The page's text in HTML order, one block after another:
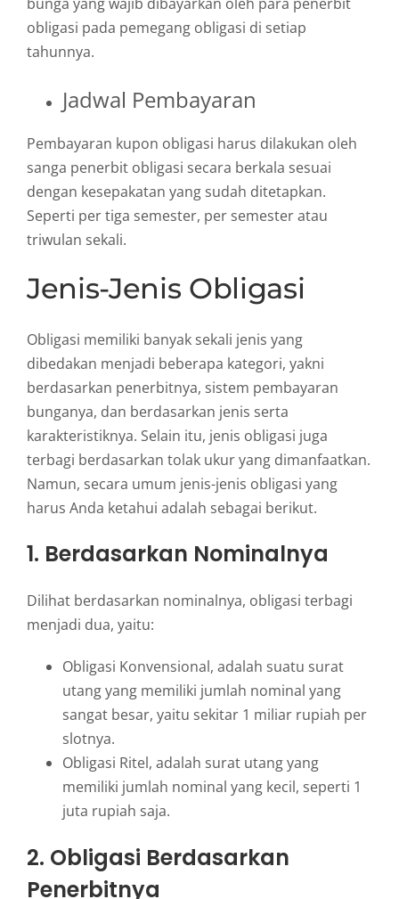
obligasi pada pemegang obligasi di setiap
tahunnya.
Jadwal Pembayaran
Pembayaran kupon obligasi harus dilakukan oleh
sanga penerbit obligasi secara berkala sesuai
dengan kesepakatan yang sudah ditetapkan.
Seperti per tiga semester, per semester atau
triwulan sekali.
Jenis-Jenis Obligasi
Obligasi memiliki banyak sekali jenis yang
dibedakan menjadi beberapa kategori, yakni
berdasarkan penerbitnya, sistem pembayaran
bunganya, dan berdasarkan jenis serta
karakteristiknya. Selain itu, jenis obligasi juga
terbagi berdasarkan tolak ukur yang dimanfaatkan.
Namun, secara umum jenis-jenis obligasi yang
harus Anda ketahui adalah sebagai berikut.
1. Berdasarkan Nominalnya
Dilihat berdasarkan nominalnya, obligasi terbagi
menjadi dua, yaitu:
Obligasi Konvensional, adalah suatu surat
utang yang memiliki jumlah nominal yang
sangat besar, yaitu sekitar 1 miliar rupiah per
slotnya.
Obligasi Ritel, adalah surat utang yang
memiliki jumlah nominal yang kecil, seperti 1
juta rupiah saja.
2. Obligasi Berdasarkan
Penerbitnya